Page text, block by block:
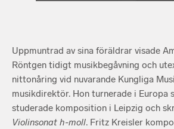
Uppmuntrad av sina föräldrar visade
Röntgen tidigt musikbegåvning och
nittonåring vid nuvarande Kungliga
musikdirektör. Hon turnerade i Europa
studerade komposition i Leipzig och
Violinsonat h-moll. Fritz Kreisler